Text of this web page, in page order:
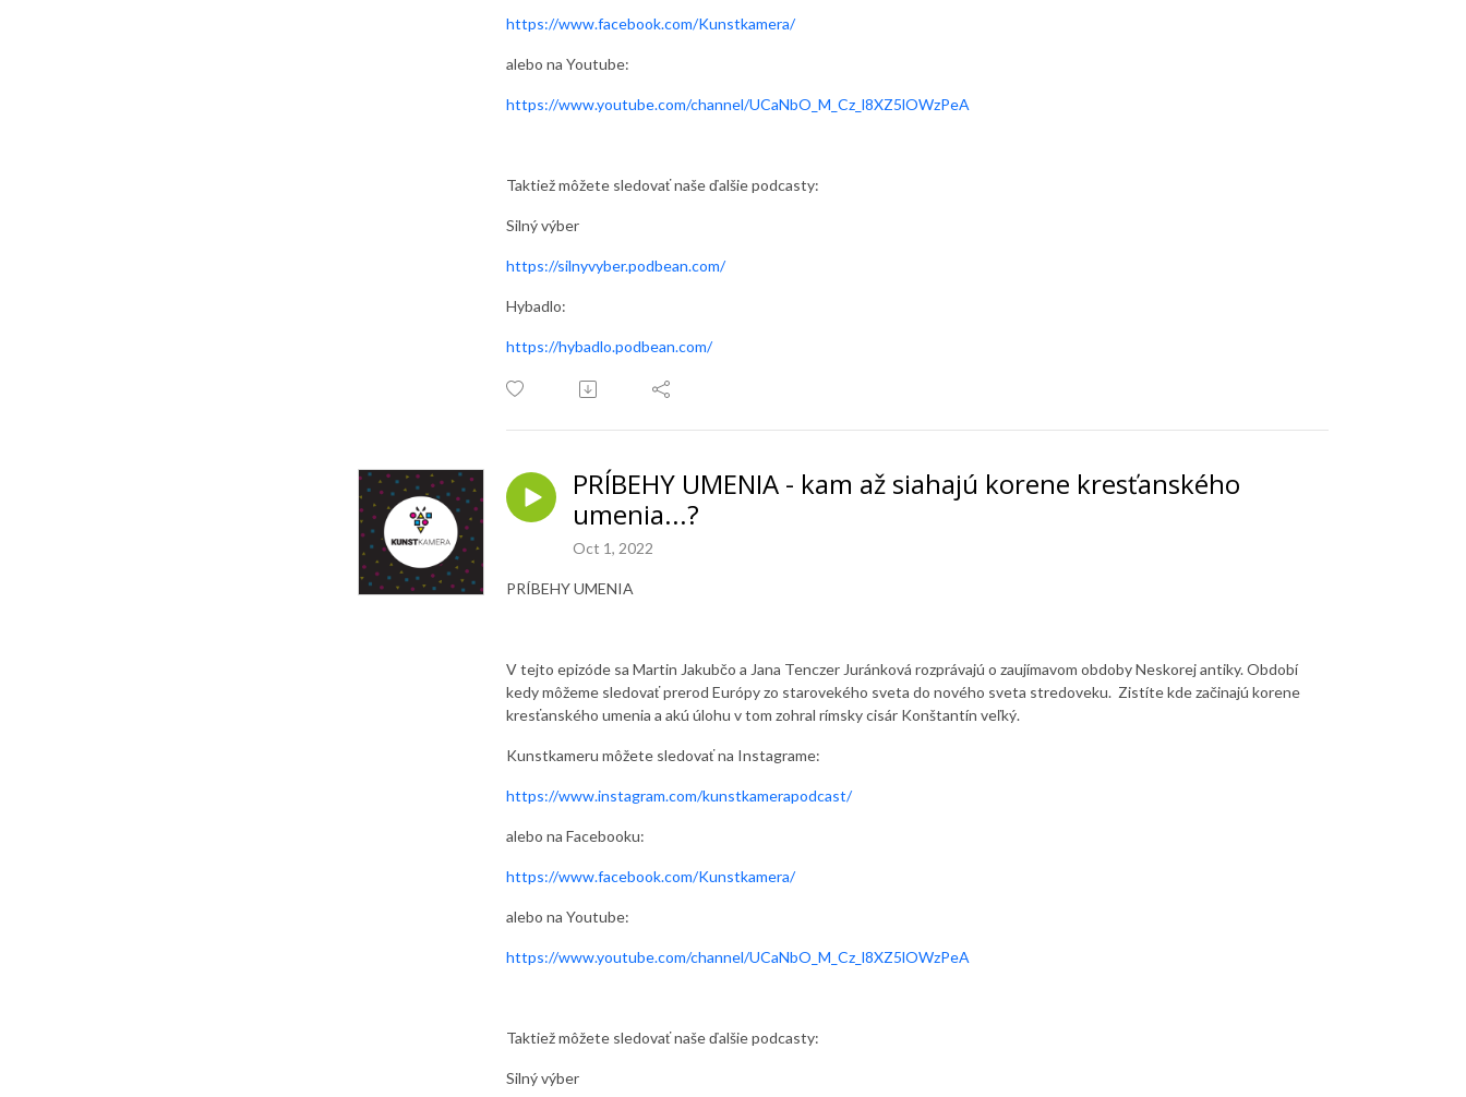
https://www.facebook.com/Kunstkamera/
alebo na Youtube:
https://www.youtube.com/channel/UCaNbO_M_Cz_l8XZ5lOWzPeA
Taktiež môžete sledovať naše ďalšie podcasty:
Silný výber
https://silnyvyber.podbean.com/
Hybadlo:
https://hybadlo.podbean.com/
PRÍBEHY UMENIA - kam až siahajú korene kresťanského
umenia...?
Oct 1, 2022
PRÍBEHY UMENIA
V tejto epizóde sa Martin Jakubčo a Jana Tenczer Juránková rozprávajú o zaujímavom obdoby Neskorej antiky. Období
kedy môžeme sledovať prerod Európy zo starovekého sveta do nového sveta stredoveku. Zistíte kde začinajú korene
kresťanského umenia a akú úlohu v tom zohral rímsky cisár Konštantín veľký.
Kunstkameru môžete sledovať na Instagrame:
https://www.instagram.com/kunstkamerapodcast/
alebo na Facebooku:
https://www.facebook.com/Kunstkamera/
alebo na Youtube:
https://www.youtube.com/channel/UCaNbO_M_Cz_l8XZ5lOWzPeA
Taktiež môžete sledovať naše ďalšie podcasty:
Silný výber